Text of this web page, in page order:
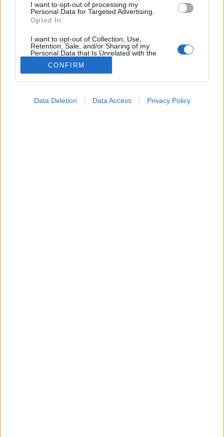
I want to opt-out of processing my
Personal Data for Targeted Advertising.
Opted In
I want to opt-out of Collection, Use,
Retention, Sale, and/or Sharing of my
Personal Data that Is Unrelated with the
Purposes for which it was collected.
Opted Out
CONFIRM
Data Deletion Data Access Privacy Policy
2025. november 01. 12:33
Küldés Küldés Messengeren